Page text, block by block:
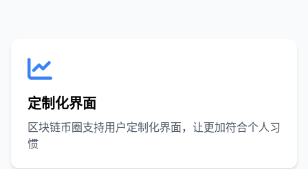
定制化界面
区块链币圈支持用户定制化界面，让更加符合个人习
惯